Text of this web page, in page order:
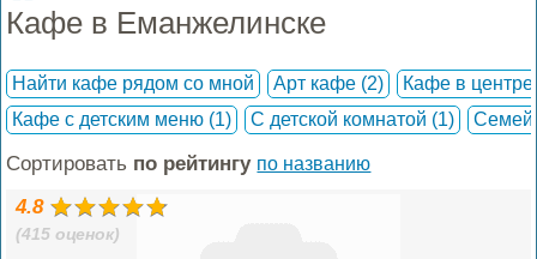
Кафе в Еманжелинске
Найти кафе рядом со мной Арт кафе (2)
Кафе в
Кафе с детским меню (1) С детской комнатой (1)
Сортировать по рейтингу по названию
4.8
(415 оценок)